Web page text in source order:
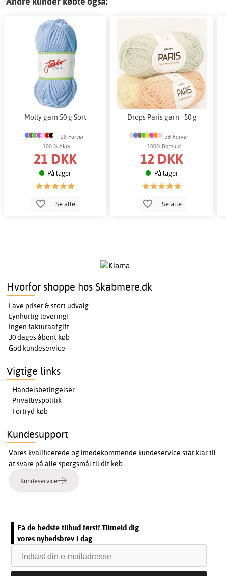
Molly garn 50 g Sort
28 Farver
100 % Akryl
21 DKK
På lager
Se alle
Drops Paris garn - 50 g
36 Farver
100% Bomuld
12 DKK
På lager
Se alle
Hvorfor shoppe hos Skabmere.dk
Lave priser & stort udvalg
Lynhurtig levering!
Ingen fakturaafgift
30 dages åbent køb
God kundeservice
Vigtige links
Handelsbetingelser
Privatlivspolitik
Fortryd køb
Kundesupport
Vores kvalificerede og imødekommende kundeservice står klar til
at svare på alle spørgsmål til dit køb.
Kundeservice
Få de bedste tilbud først! Tilmeld dig
vores nyhedsbrev i dag